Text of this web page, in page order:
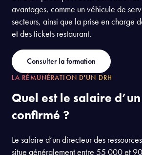
avantages, comme un véhicule de
secteurs, ainsi que la prise en charge
et des tickets restaurant.
Consulter la formation
LA RÉMUNÉRATION D'UN DRH
Quel est le salaire d’un
confirmé ?
Le salaire d’un directeur des
situe généralement entre 55 000 et